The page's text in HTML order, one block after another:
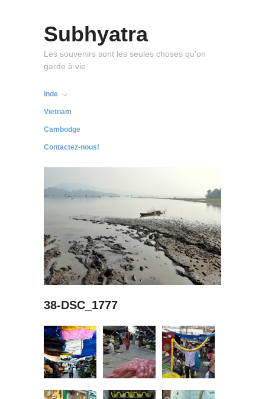
Subhyatra
Les souvenirs sont les seules choses qu'on
garde à vie
Inde
Vietnam
Cambodge
Contactez-nous!
38-DSC_1777